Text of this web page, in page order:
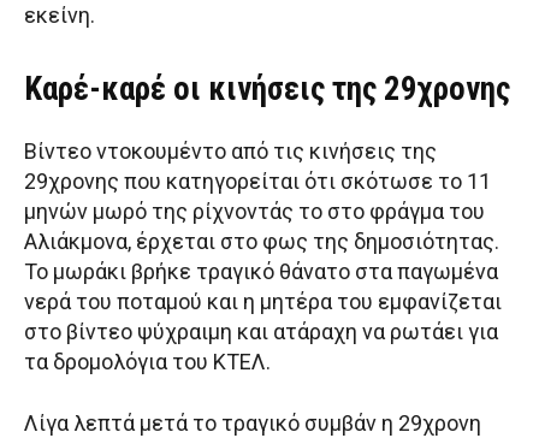
εκείνη.
Καρέ-καρέ οι κινήσεις της 29χρονης
Βίντεο ντοκουμέντο από τις κινήσεις της
29χρονης που κατηγορείται ότι σκότωσε το 11
μηνών μωρό της ρίχνοντάς το στο φράγμα του
Αλιάκμονα, έρχεται στο φως της δημοσιότητας.
Το μωράκι βρήκε τραγικό θάνατο στα παγωμένα
νερά του ποταμού και η μητέρα του εμφανίζεται
στο βίντεο ψύχραιμη και ατάραχη να ρωτάει για
τα δρομολόγια του ΚΤΕΛ.
Λίγα λεπτά μετά το τραγικό συμβάν η 29χρονη